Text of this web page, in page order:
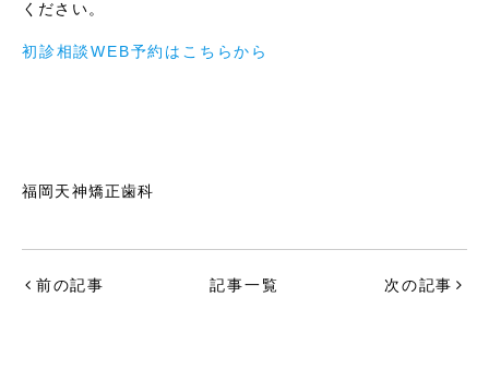
ください。
初診相談WEB予約はこちらから
福岡天神矯正歯科
前の記事 記事一覧 次の記事